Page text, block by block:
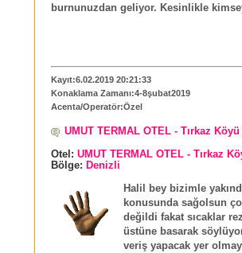
burnunuzdan geliyor. Kesinlikle
Kayıt:6.02.2019 20:21:33
Konaklama Zamanı:4-8şubat2019
Acenta/Operatör:Özel
UMUT TERMAL OTEL - Tırkaz
Otel: UMUT TERMAL OTEL - Tırkaz
Bölge: Denizli
Halil bey bizimle
konusunda sağolsun
değildi fakat sıcaklar
üstüne basarak
veriş yapacak yer